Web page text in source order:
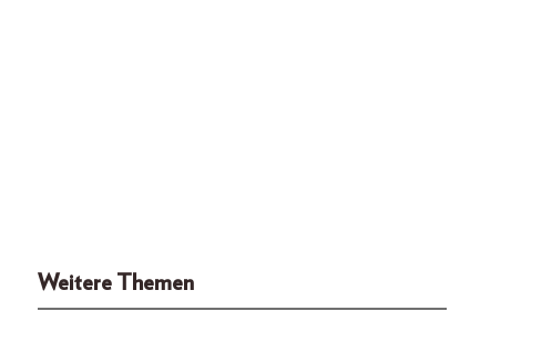
Weitere Themen